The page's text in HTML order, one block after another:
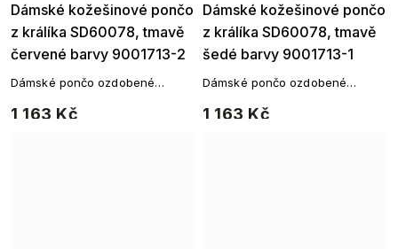
Dámské kožešinové pončo
z králíka SD60078, tmavě
červené barvy 9001713-2
1 163 Kč
Dámské pončo ozdobené
trojúhelníkovým zakončením.
Dámské kožešinové pončo
z králíka SD60078, tmavě
šedé barvy 9001713-1
1 163 Kč
Dámské pončo ozdobené
trojúhelníkovým zakončením.